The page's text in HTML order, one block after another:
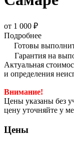
от 1 000 ₽
Подробнее
Готовы
Гарантия на
Актуальная
и определения
Внимание!
Цены указаны без
цену уточняйте у
Цены